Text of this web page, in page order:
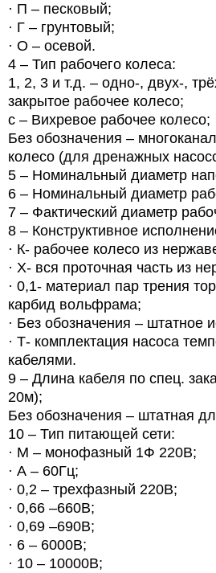
· П – песковый;
· Г – грунтовый;
· О – осевой.
4 – Тип рабочего колеса:
1, 2, 3 и т.д. – одно-, двух-,
закрытое рабочее колесо;
с – Вихревое рабочее колесо;
Без обозначения –
колесо (для дренажных
5 – Номинальный диаметр
6 – Номинальный диаметр
7 – Фактический диаметр
8 – Конструктивное
· К- рабочее колесо из
· Х- вся проточная часть из
· 0,1- материал пар трения
карбид вольфрама;
· Без обозначения – штатное
· Т- комплектация насоса
кабелями.
9 – Длина кабеля по спец.
20м);
Без обозначения – штатная
10 – Тип питающей сети:
· М – монофазный 1Ф 220В;
· А – 60Гц;
· 0,2 – трехфазный 220В;
· 0,66 –660В;
· 0,69 –690В;
· 6 – 6000В;
· 10 – 10000В;